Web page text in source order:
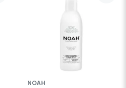
NOAH